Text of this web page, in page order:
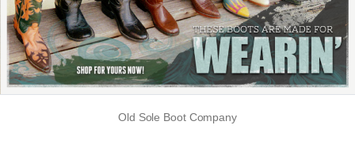
Old Sole Boot Company